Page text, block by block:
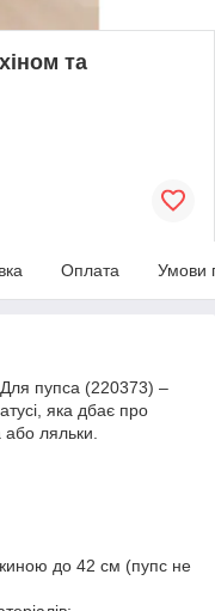
та
Оплата Умови
пупса (220373) –
яка дбає про
ляльки.
до 42 см (пупс не